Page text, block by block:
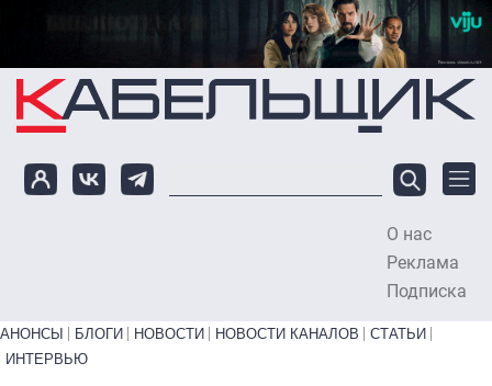
Перейти к основному содержанию
О нас
Реклама
Подписка
Primary links bottom
АНОНСЫ БЛОГИ НОВОСТИ НОВОСТИ КАНАЛОВ
СТАТЬИ
ИНТЕРВЬЮ